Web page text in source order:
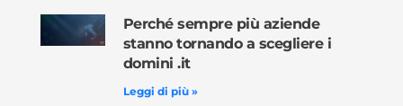
Perché sempre più aziende
stanno tornando a scegliere i
domini .it
Leggi di più »